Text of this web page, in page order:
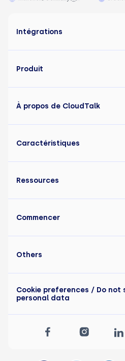
Intégrations
Produit
À propos de CloudTalk
Caractéristiques
Ressources
Commencer
Others
Cookie preferences / Do not
personal data